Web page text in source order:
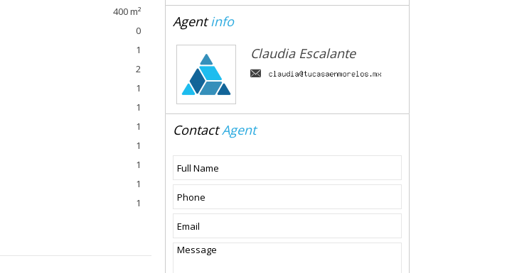
400 m²
0
1
2
1
1
1
1
1
1
1
Agentinfo
Claudia Escalante
ContactAgent